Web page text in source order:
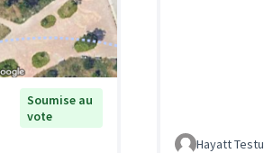
Soumise au
vote
Hayatt Testu